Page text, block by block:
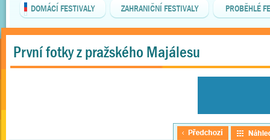
DOMÁCÍ FESTIVALY ZAHRANIČNÍ FESTIVALY PROBĚHLÉ
První fotky z pražského Majálesu